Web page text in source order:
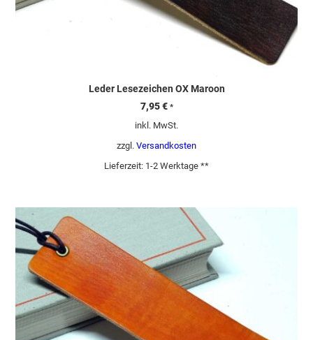
Leder Lesezeichen OX Maroon
7,95€ *
inkl. MwSt.
zzgl. Versandkosten
Lieferzeit: 1-2 Werktage **